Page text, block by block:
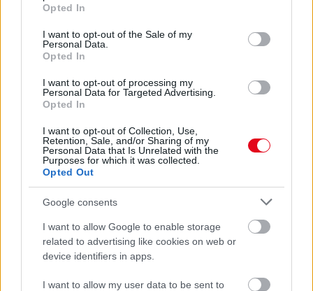
use your data for below specified purposes in below Google
consent section.
Opted In
I want to opt-out of the Sale of my
Personal Data.
Opted In
I want to opt-out of processing my
Personal Data for Targeted Advertising.
Opted In
I want to opt-out of Collection, Use,
Retention, Sale, and/or Sharing of my
Personal Data that Is Unrelated with the
Purposes for which it was collected.
Opted Out
Google consents
I want to allow Google to enable storage
related to advertising like cookies on web or
device identifiers in apps.
I want to allow my user data to be sent to
Ezért párásodik be állandóan az ablak – egyszerűbb a
megoldás, mint gondolnád